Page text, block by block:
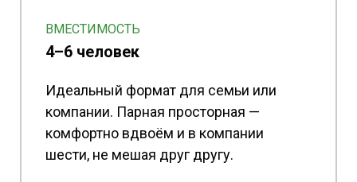
Идеальный формат для семьи или
компании. Парная просторная —
комфортно вдвоём и в компании
шести, не мешая друг другу.
4–6 человек
ВМЕСТИМОСТЬ